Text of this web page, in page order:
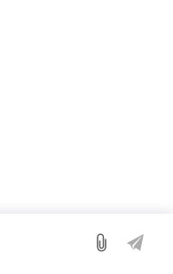
Nós usamos o Sleekplan